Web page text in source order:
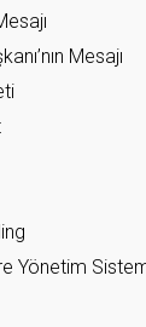
Mesajı
Yönetim